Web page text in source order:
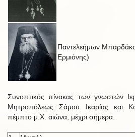
Παντελεήμων
Ερμιόνης)
Συνοπτικός πίνακας των γνωστών
Μητροπόλεως Σάμου Ικαρίας και
πέμπτο μ.Χ. αιώνα, μέχρι σήμερα.